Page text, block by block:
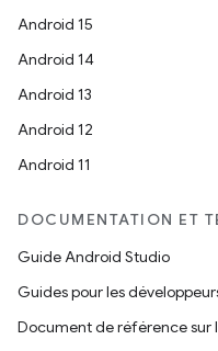
Android 15
Android 14
Android 13
Android 12
Android 11
DOCUMENTATION ET
Guide Android Studio
Guides pour les
Document de référence sur